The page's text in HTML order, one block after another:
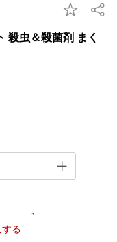
殺虫＆殺菌剤 まく
る